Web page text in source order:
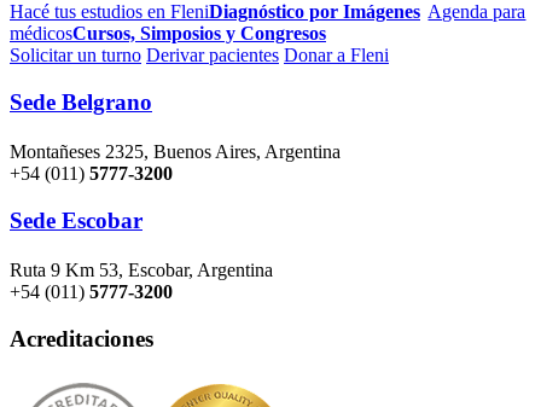
Hacé tus estudios en FleniDiagnóstico por Imágenes Agenda para
médicosCursos, Simposios y Congresos
Solicitar un turno Derivar pacientes Donar a Fleni
Sede Belgrano
Montañeses 2325, Buenos Aires, Argentina
+54 (011) 5777-3200
Sede Escobar
Ruta 9 Km 53, Escobar, Argentina
+54 (011) 5777-3200
Acreditaciones